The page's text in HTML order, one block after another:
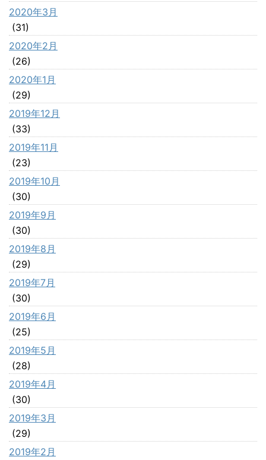
2020年3月
(31)
2020年2月
(26)
2020年1月
(29)
2019年12月
(33)
2019年11月
(23)
2019年10月
(30)
2019年9月
(30)
2019年8月
(29)
2019年7月
(30)
2019年6月
(25)
2019年5月
(28)
2019年4月
(30)
2019年3月
(29)
2019年2月